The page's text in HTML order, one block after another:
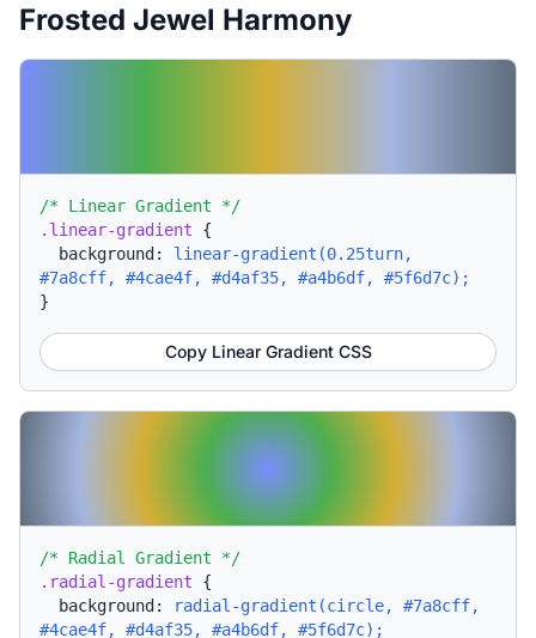
Frosted Jewel Harmony
/* Linear Gradient */
.linear-gradient {
background: linear-gradient(0.25turn,
#7a8cff, #4cae4f, #d4af35, #a4b6df, #5f6d7c);
}
Copy Linear Gradient CSS
/* Radial Gradient */
.radial-gradient {
background:
radial-gradient(circle, #7a8cff,
#4cae4f, #d4af35, #a4b6df, #5f6d7c);